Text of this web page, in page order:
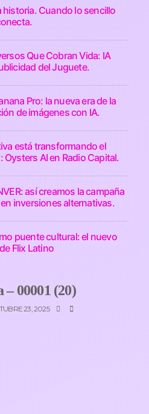
historia. Cuando lo sencillo
Que Cobran Vida: IA
del Juguete.
Pro: la nueva era de la
de imágenes con IA.
está transformando el
AI en Radio Capital.
así creamos la campaña
inversiones alternativas.
puente cultural: el nuevo
Flix Latino
– 00001 (20)
23, 2025